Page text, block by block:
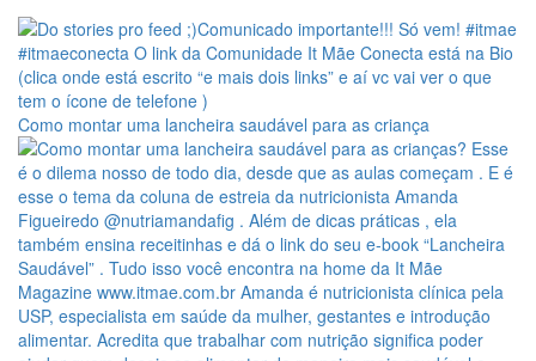
Como montar uma lancheira saudável para as criança